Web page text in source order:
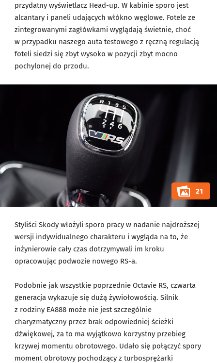
przydatny wyświetlacz Head-up. W kabinie sporo jest
alcantary i paneli udających włókno węglowe. Fotele ze
zintegrowanymi zagłówkami wyglądają świetnie, choć
w przypadku naszego auta testowego z ręczną regulacją
foteli siedzi się zbyt wysoko w pozycji zbyt mocno
pochylonej do przodu.
21
Styliści Skody włożyli sporo pracy w nadanie najdroższej
wersji indywidualnego charakteru i wygląda na to, że
inżynierowie cały czas dotrzymywali im kroku
opracowując podwozie nowego RS-a.
Podobnie jak wszystkie poprzednie Octavie RS, czwarta
generacja wykazuje się dużą żywiołowością. Silnik
z rodziny EA888 może nie jest szczególnie
charyzmatyczny przez brak odpowiedniej ścieżki
dźwiękowej, za to ma wyjątkowo korzystny przebieg
krzywej momentu obrotowego. Udało się połączyć spory
moment obrotowy pochodzący z turbosprężarki